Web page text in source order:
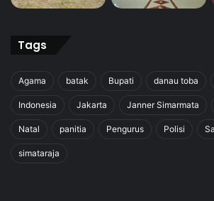
Tags
Agama batak Bupati danau toba
Indonesia Jakarta Janner Simarmata
Natal panitia Pengurus Polisi
simataraja